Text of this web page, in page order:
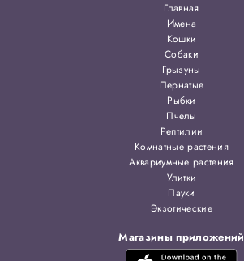
Главная
Имена
Кошки
Собаки
Грызуны
Пернатые
Рыбки
Пчелы
Рептилии
Комнатные растения
Аквариумные растения
Улитки
Пауки
Экзотические
Магазины приложений